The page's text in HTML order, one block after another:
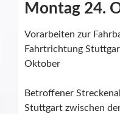
Montag 24.
Vorarbeiten zur
Fahrtrichtung
Oktober
Betroffener
Stuttgart zwischen